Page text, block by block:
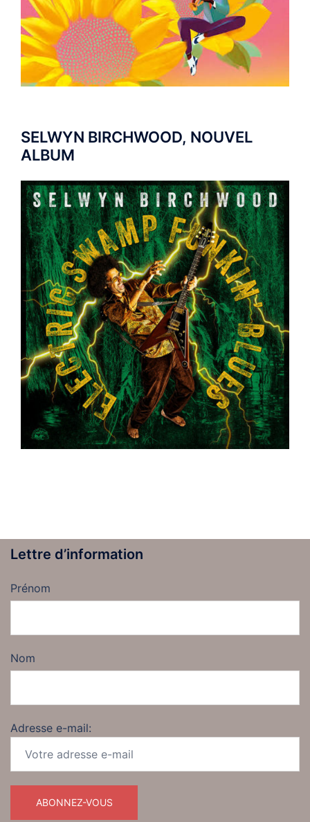
SELWYN BIRCHWOOD, NOUVEL
ALBUM
Lettre d’information
Prénom
Nom
Adresse e-mail: